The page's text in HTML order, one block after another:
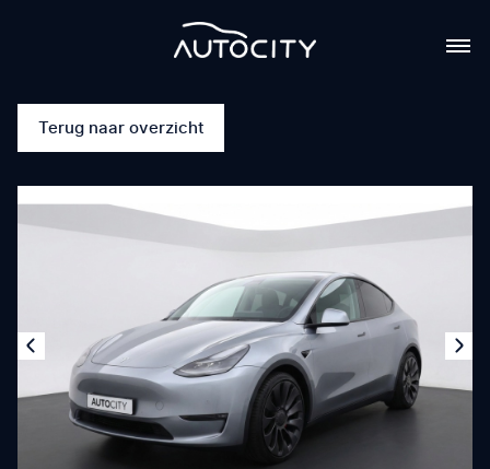
Terug naar overzicht